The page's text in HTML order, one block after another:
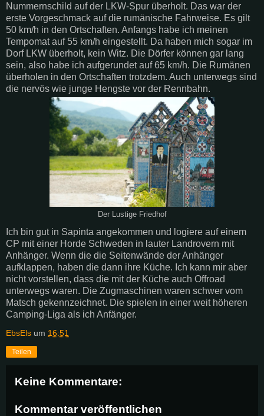
Nummernschild auf der LKW-Spur überholt. Das war der
erste Vorgeschmack auf die rumänische Fahrweise. Es gilt
50 km/h in den Ortschaften. Anfangs habe ich meinen
Tempomat auf 55 km/h eingestellt. Da haben mich sogar im
Dorf LKW überholt, kein Witz. Die Dörfer können gar lang
sein, also habe ich aufgerundet auf 65 km/h. Die Rumänen
überholen in den Ortschaften trotzdem. Auch unterwegs sind
die nervös wie junge Hengste vor der Rennbahn.
Der Lustige Friedhof
Ich bin gut in Sapinta angekommen und logiere auf einem
CP mit einer Horde Schweden in lauter Landrovern mit
Anhänger. Wenn die die Seitenwände der Anhänger
aufklappen, haben die dann ihre Küche. Ich kann mir aber
nicht vorstellen, dass die mit der Küche auch Offroad
unterwegs waren. Die Zugmaschinen waren schwer vom
Matsch gekennzeichnet. Die spielen in einer weit höheren
Camping-Liga als ich Anfänger.
EbsEls um 16:51
Teilen
Keine Kommentare:
Kommentar veröffentlichen